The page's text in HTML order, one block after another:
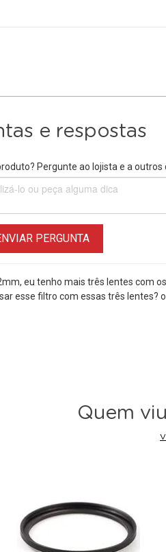
e respostas
Pergunte ao lojista e a outros
PERGUNTA
eu tenho mais três lentes com
esse filtro com essas três lentes?
Quem